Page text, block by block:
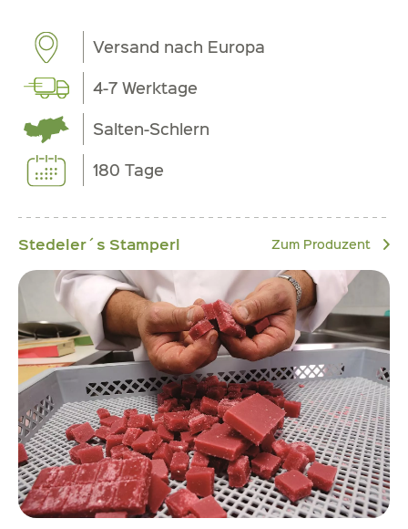
Versand nach Europa
4-7 Werktage
Salten-Schlern
180 Tage
Stedeler´s Stamperl Zum Produzent